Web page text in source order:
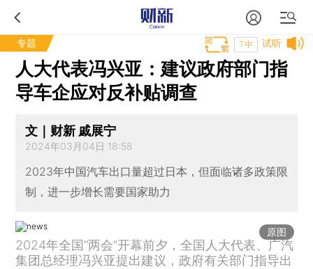
专题 试听
T中
人大代表冯兴亚：建议政府部门指
导车企应对反补贴调查
文｜财新 戚展宁
2024年03月04日 18:58
2023年中国汽车出口量超过日本，但面临诸多政策限
制，进一步增长需要国家助力
原图
2024年全国“两会”开幕前夕，全国人大代表、广汽
集团总经理冯兴亚提出建议，政府有关部门指导出